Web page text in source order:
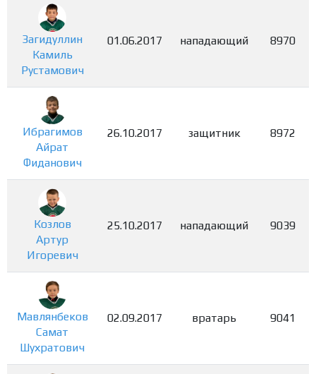
Загидуллин
Камиль
Рустамович
01.06.2017 нападающий 8970
Ибрагимов
Айрат
Фиданович
26.10.2017 защитник 8972
Козлов
Артур
Игоревич
25.10.2017 нападающий 9039
Мавлянбеков
Самат
Шухратович
02.09.2017 вратарь 9041